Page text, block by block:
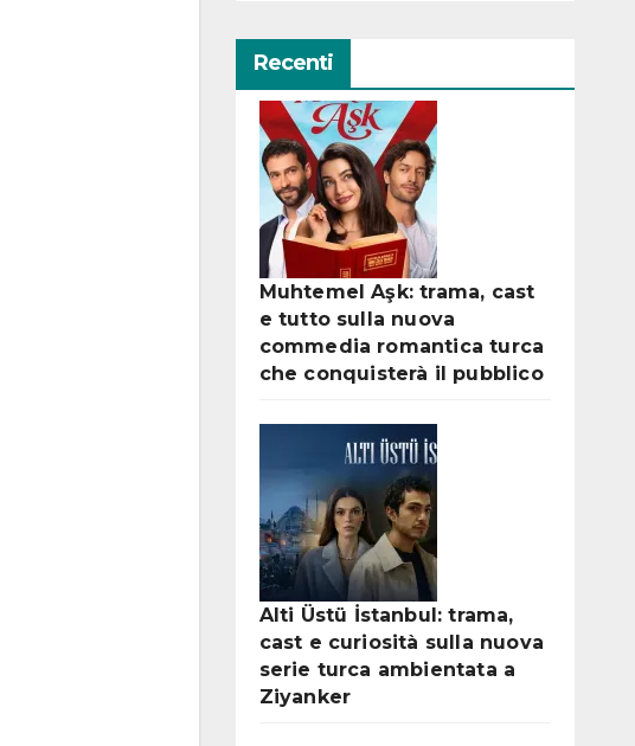
Recenti
Muhtemel Aşk: trama, cast
e tutto sulla nuova
commedia romantica turca
che conquisterà il pubblico
Alti Üstü İstanbul: trama,
cast e curiosità sulla nuova
serie turca ambientata a
Ziyanker